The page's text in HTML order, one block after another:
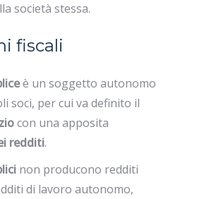
società stessa.
fiscali
è un soggetto autonomo
soci, per cui va definito il
con una apposita
redditi.
non producono redditi
di lavoro autonomo,